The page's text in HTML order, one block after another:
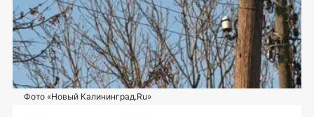
Фото «Новый Калининград.Ru»